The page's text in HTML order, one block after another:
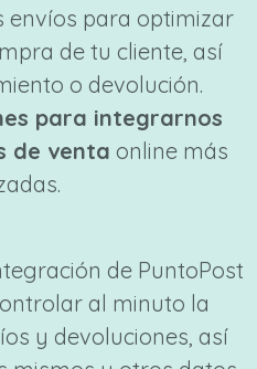
envíos para optimizar
de tu cliente, así
o devolución.
para integrarnos
de venta online más
de PuntoPost
al minuto la
y devoluciones, así